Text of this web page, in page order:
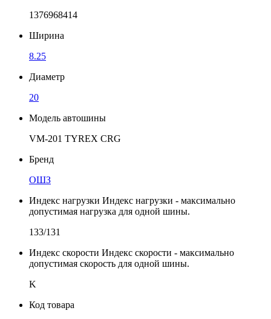
1376968414
Ширина
8.25
Диаметр
20
Модель автошины
VM-201 TYREX CRG
Бренд
ОШЗ
Индекс нагрузки Индекс нагрузки - максимально
допустимая нагрузка для одной шины.
133/131
Индекс скорости Индекс скорости - максимально
допустимая скорость для одной шины.
K
Код товара